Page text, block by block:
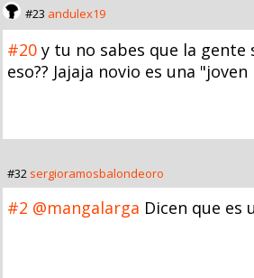
#23 andulex19
#20 y tu no sabes que la gente
eso?? Jajaja novio es una
#32 sergioramosbalondeoro
#2 @mangalarga Dicen que es